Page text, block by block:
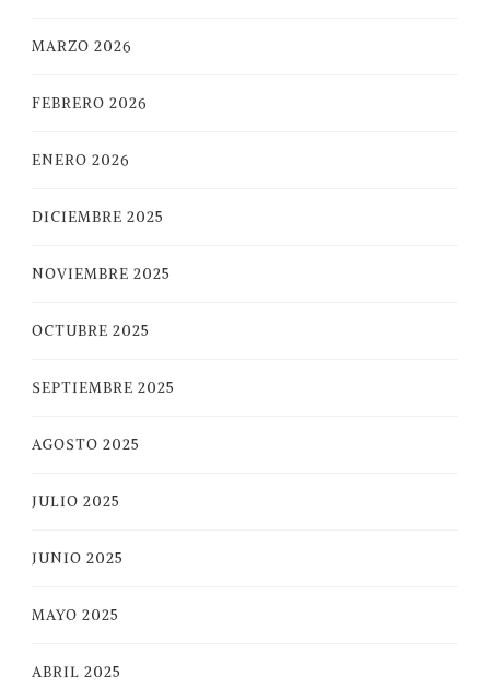
MARZO 2026
FEBRERO 2026
ENERO 2026
DICIEMBRE 2025
NOVIEMBRE 2025
OCTUBRE 2025
SEPTIEMBRE 2025
AGOSTO 2025
JULIO 2025
JUNIO 2025
MAYO 2025
ABRIL 2025